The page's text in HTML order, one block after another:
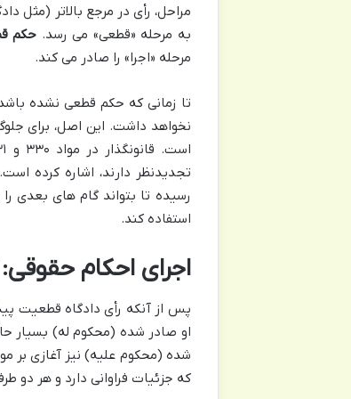
مراحل، رأی در مرجع بالاتر (مثل
به مرحله «قطعی» می رسد. حکم
مرحله «اجرا» را صادر می کند.
تا زمانی که حکم قطعی نشده
نخواهد داشت. این اصل، برای
تجدیدنظر دارند، اشاره کرده
رسیده تا بتواند گام های بعدی
استفاده کند.
اجرای احکام
پس از آنکه رأی دادگاه قطعیت
او صادر شده (محکوم له) بسیار
شده (محکوم علیه) نیز آغازی بر
که جزئیات فراوانی دارد و هر دو